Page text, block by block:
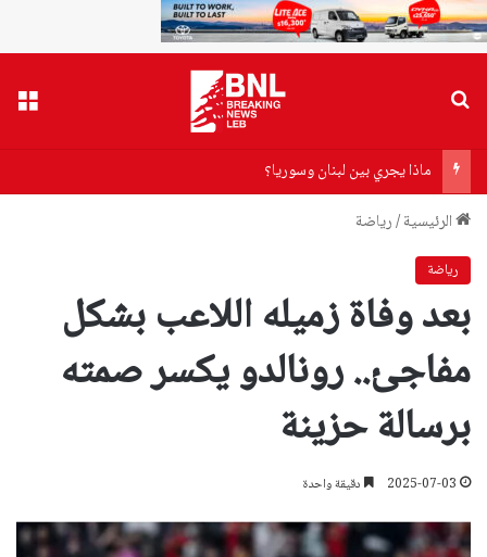
ماذا يجري بين لبنان وسوريا؟
الرئيسية/رياضة
رياضة
بعد وفاة زميله اللاعب بشكل
مفاجئ.. رونالدو يكسر صمته
برسالة حزينة
2025-07-03 دقيقة واحدة